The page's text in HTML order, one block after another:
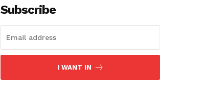
Subscribe
I WANT IN